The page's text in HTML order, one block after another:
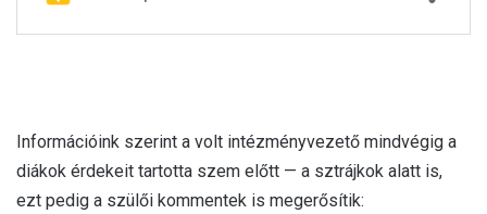
Információink szerint a volt intézményvezető mindvégig a
diákok érdekeit tartotta szem előtt — a sztrájkok alatt is,
ezt pedig a szülői kommentek is megerősítik: